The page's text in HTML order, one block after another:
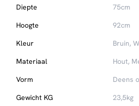
Diepte
75cm
Hoogte
92cm
Kleur
Bruin,
Materiaal
Hout,
Vorm
Deens
Gewicht KG
23,5kg